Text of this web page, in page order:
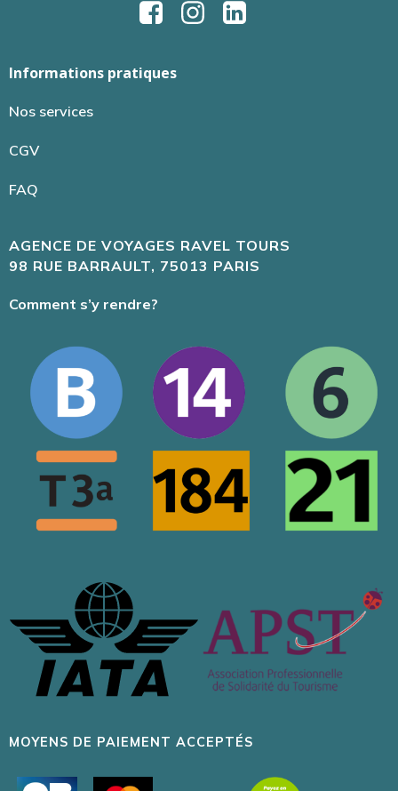
Informations pratiques
Nos services
CGV
FAQ
AGENCE DE VOYAGES RAVEL TOURS
98 RUE BARRAULT, 75013 PARIS
Comment s’y rendre?
MOYENS DE PAIEMENT ACCEPTÉS